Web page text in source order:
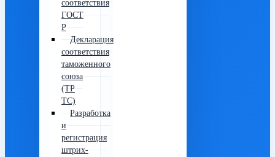
соответствия
ГОСТ
Р
Декларация
соответствия
таможенного
союза
(ТР
ТС)
Разработка
и
регистрация
штрих-